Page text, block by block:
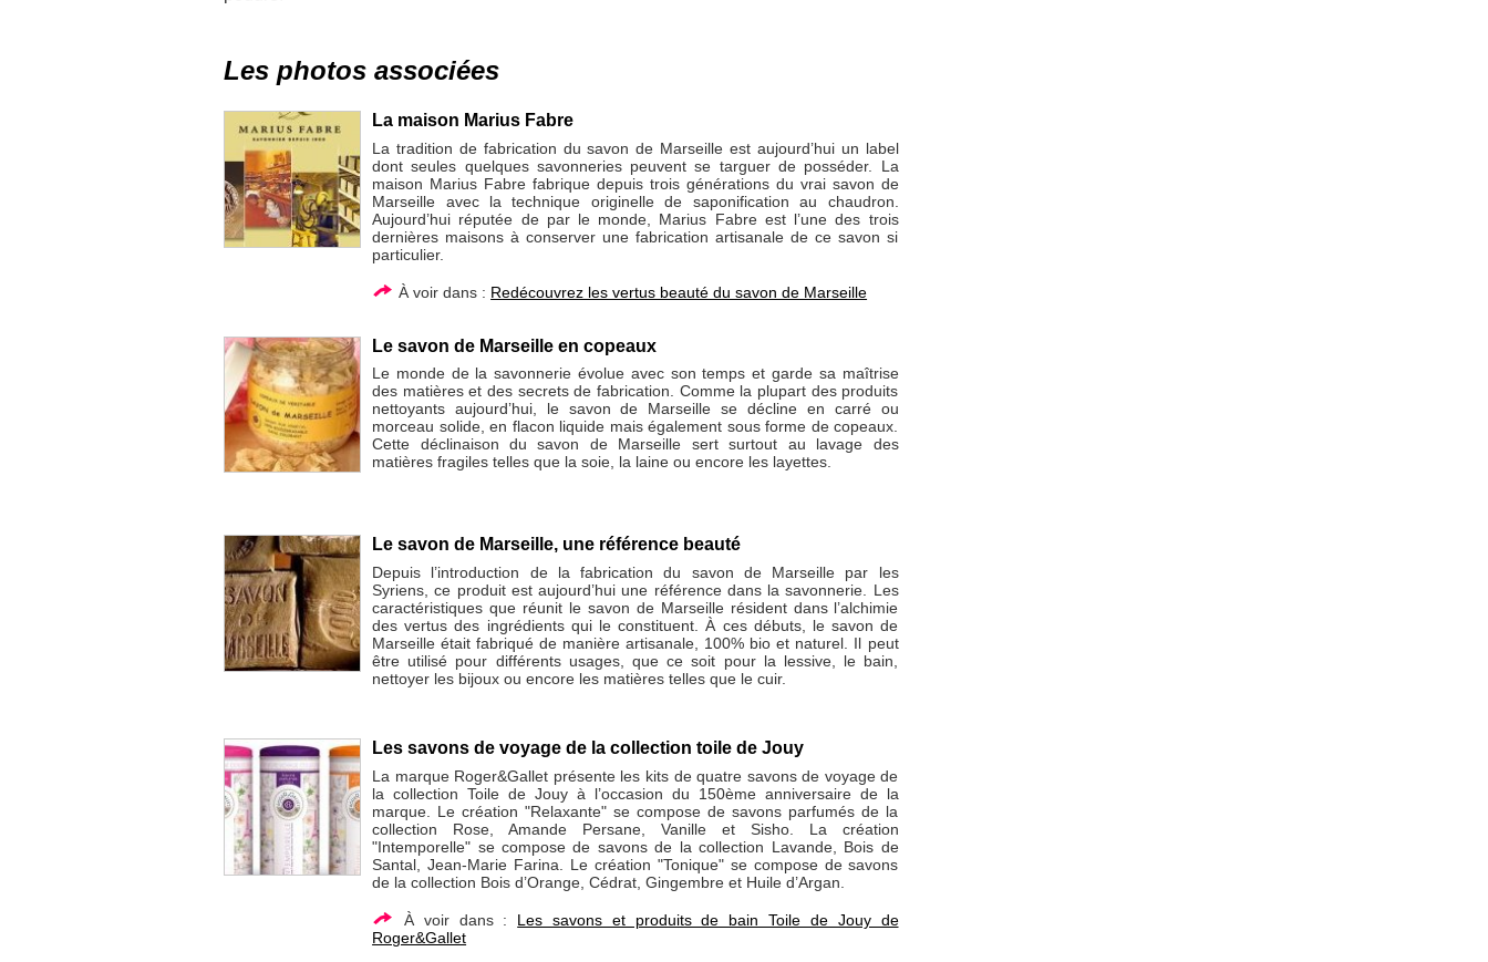
Les photos associées
La maison Marius Fabre
La tradition de fabrication du savon de Marseille est aujourd’hui un label
dont seules quelques savonneries peuvent se targuer de posséder. La
maison Marius Fabre fabrique depuis trois générations du vrai savon de
Marseille avec la technique originelle de saponification au chaudron.
Aujourd’hui réputée de par le monde, Marius Fabre est l’une des trois
dernières maisons à conserver une fabrication artisanale de ce savon si
particulier.
À voir dans : Redécouvrez les vertus beauté du savon de Marseille
Le savon de Marseille en copeaux
Le monde de la savonnerie évolue avec son temps et garde sa maîtrise
des matières et des secrets de fabrication. Comme la plupart des produits
nettoyants aujourd’hui, le savon de Marseille se décline en carré ou
morceau solide, en flacon liquide mais également sous forme de copeaux.
Cette déclinaison du savon de Marseille sert surtout au lavage des
matières fragiles telles que la soie, la laine ou encore les layettes.
Le savon de Marseille, une référence beauté
Depuis l’introduction de la fabrication du savon de Marseille par les
Syriens, ce produit est aujourd’hui une référence dans la savonnerie. Les
caractéristiques que réunit le savon de Marseille résident dans l’alchimie
des vertus des ingrédients qui le constituent. À ces débuts, le savon de
Marseille était fabriqué de manière artisanale, 100% bio et naturel. Il peut
être utilisé pour différents usages, que ce soit pour la lessive, le bain,
nettoyer les bijoux ou encore les matières telles que le cuir.
Les savons de voyage de la collection toile de Jouy
La marque Roger&Gallet présente les kits de quatre savons de voyage de
la collection Toile de Jouy à l’occasion du 150ème anniversaire de la
marque. Le création "Relaxante" se compose de savons parfumés de la
collection Rose, Amande Persane, Vanille et Sisho. La création
"Intemporelle" se compose de savons de la collection Lavande, Bois de
Santal, Jean-Marie Farina. Le création "Tonique" se compose de savons
de la collection Bois d’Orange, Cédrat, Gingembre et Huile d’Argan.
À voir dans : Les savons et produits de bain Toile de Jouy de
Roger&Gallet